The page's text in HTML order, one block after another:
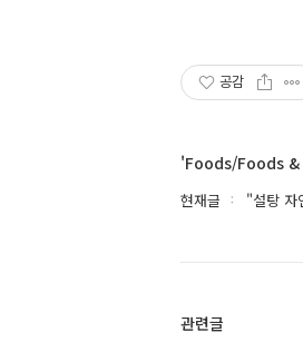
공감
'Foods/Foods
현재글 "설탕 자
관련글